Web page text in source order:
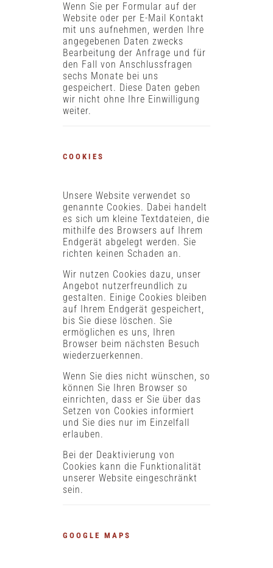
Wenn Sie per Formular auf der
Website oder per E-Mail Kontakt
mit uns aufnehmen, werden Ihre
angegebenen Daten zwecks
Bearbeitung der Anfrage und für
den Fall von Anschlussfragen
sechs Monate bei uns
gespeichert. Diese Daten geben
wir nicht ohne Ihre Einwilligung
weiter.
COOKIES
Unsere Website verwendet so
genannte Cookies. Dabei handelt
es sich um kleine Textdateien, die
mithilfe des Browsers auf Ihrem
Endgerät abgelegt werden. Sie
richten keinen Schaden an.
Wir nutzen Cookies dazu, unser
Angebot nutzerfreundlich zu
gestalten. Einige Cookies bleiben
auf Ihrem Endgerät gespeichert,
bis Sie diese löschen. Sie
ermöglichen es uns, Ihren
Browser beim nächsten Besuch
wiederzuerkennen.
Wenn Sie dies nicht wünschen, so
können Sie Ihren Browser so
einrichten, dass er Sie über das
Setzen von Cookies informiert
und Sie dies nur im Einzelfall
erlauben.
Bei der Deaktivierung von
Cookies kann die Funktionalität
unserer Website eingeschränkt
sein.
GOOGLE MAPS